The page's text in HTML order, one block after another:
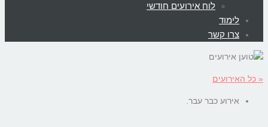
לוח אירועים חודשי
לימוד
צרו קשר
« כל האירועים
אירוע כבר עבר.